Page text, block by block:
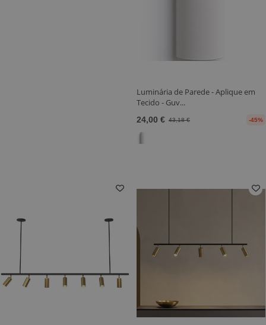
Luminária de Parede - Aplique em
Tecido - Guv...
24,00 € 43,18 € -45%